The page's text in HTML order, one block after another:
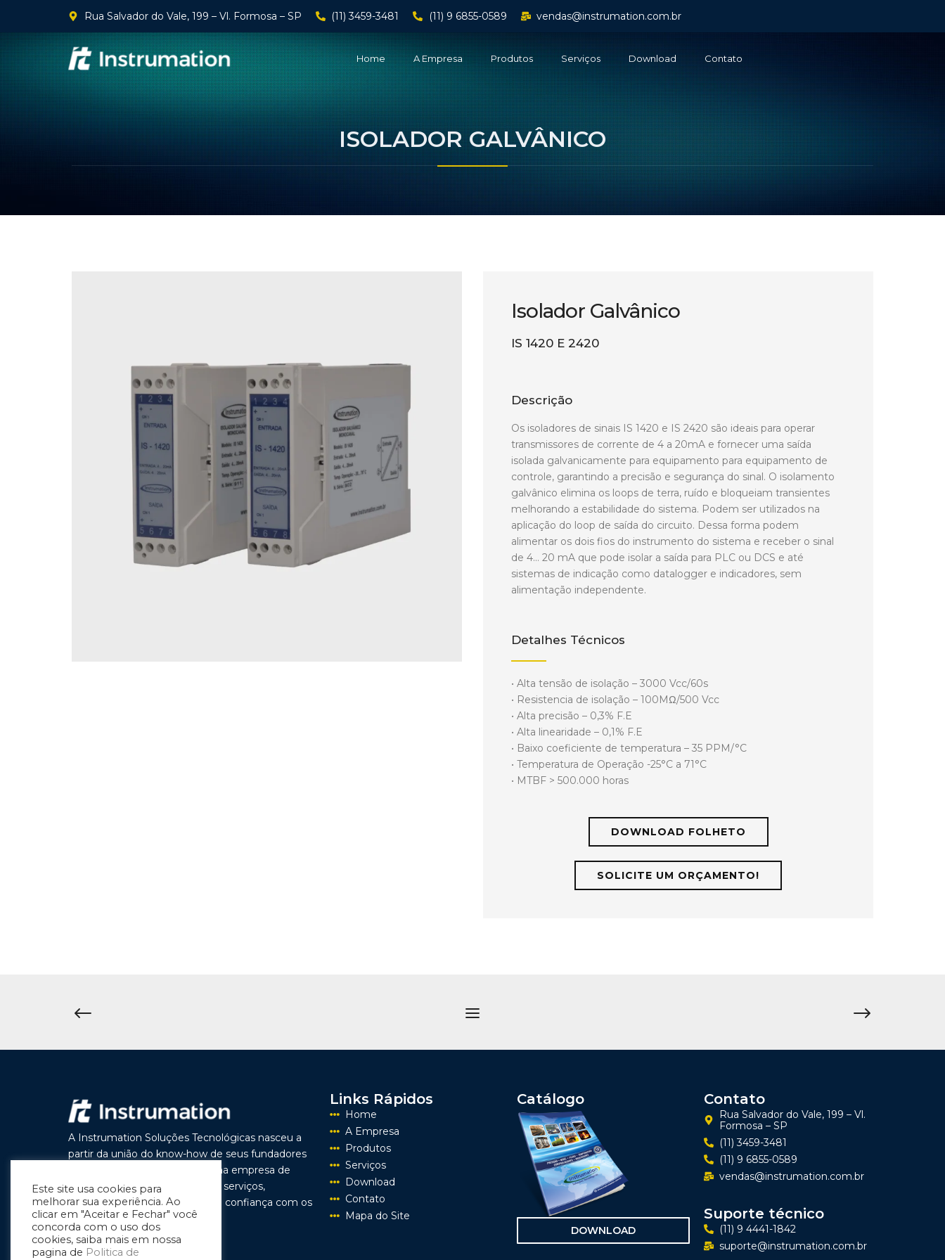
Rua Salvador do Vale, 199 – Vl. Formosa – SP (11) 3459-3481 (11) 9 6855-0589 vendas@instrumation.com.br
Home A Empresa Produtos Serviços Download Contato
ISOLADOR GALVÂNICO
Isolador Galvânico
IS 1420 E 2420
Descrição
Os isoladores de sinais IS 1420 e IS 2420 são ideais para operar
transmissores de corrente de 4 a 20mA e fornecer uma saída
isolada galvanicamente para equipamento para equipamento de
controle, garantindo a precisão e segurança do sinal. O isolamento
galvânico elimina os loops de terra, ruído e bloqueiam transientes
melhorando a estabilidade do sistema. Podem ser utilizados na
aplicação do loop de saída do circuito. Dessa forma podem
alimentar os dois fios do instrumento do sistema e receber o sinal
de 4… 20 mA que pode isolar a saída para PLC ou DCS e até
sistemas de indicação como datalogger e indicadores, sem
alimentação independente.
Detalhes Técnicos
• Alta tensão de isolação – 3000 Vcc/60s
• Resistencia de isolação – 100MΩ/500 Vcc
• Alta precisão – 0,3% F.E
• Alta linearidade – 0,1% F.E
• Baixo coeficiente de temperatura – 35 PPM/°C
• Temperatura de Operação -25°C a 71°C
• MTBF > 500.000 horas
DOWNLOAD FOLHETO
SOLICITE UM ORÇAMENTO!
A Instrumation Soluções Tecnológicas nasceu a
partir da união do know-how de seus fundadores
com o objetivo de construir uma empresa de
vanguarda por seus produtos e serviços,
buscando a cada dia melhorar a confiança com os
nossos clientes e parceiros.
Links Rápidos
Home
A Empresa
Produtos
Serviços
Download
Contato
Mapa do Site
Catálogo
DOWNLOAD
Contato
Rua Salvador do Vale, 199 – Vl.
Formosa – SP
(11) 3459-3481
(11) 9 6855-0589
vendas@instrumation.com.br
Suporte técnico
(11) 9 4441-1842
suporte@instrumation.com.br
Este site usa cookies para
melhorar sua experiência. Ao
clicar em "Aceitar e Fechar" você
concorda com o uso dos
cookies, saiba mais em nossa
pagina de Politica de